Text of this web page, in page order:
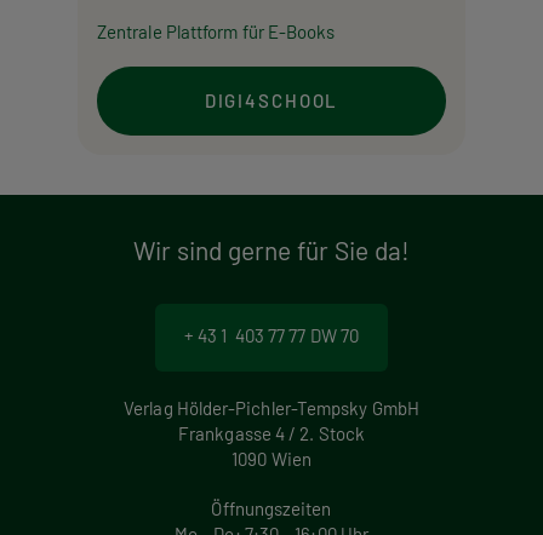
Zentrale Plattform für E-Books
DIGI4SCHOOL
Wir sind gerne für Sie da!
+ 43 1 403 77 77 DW 70
Verlag Hölder-Pichler-Tempsky GmbH
Frankgasse 4 / 2. Stock
1090 Wien
Öffnungszeiten